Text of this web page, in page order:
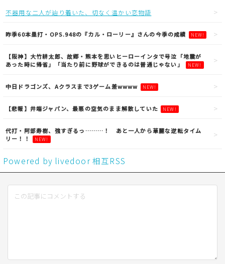
不器用な二人が辿り着いた、切なく温かい恋物語
昨季60本塁打・OPS.948の『カル・ローリー』さんの今季の成績 NEW!
【阪神】大竹耕太郎、故郷・熊本を思いヒーローインタで号泣「地震が
あった時に帰省」「当たり前に野球ができるのは普通じゃない」
NEW!
中日ドラゴンズ、Aクラスまで3ゲーム差wwww NEW!
【悲報】井端ジャパン、最悪の空気のまま解散していた NEW!
代打・阿部寿樹、強すぎるっ………！ あと一人から華麗な逆転タイム
リー！！
NEW!
Powered by livedoor 相互RSS